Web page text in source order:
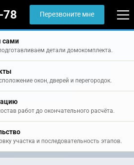
78 Перезвоните мне
сами
детали домокомплекта.
окон, дверей и перегородок.
работ до окончательного расчёта.
участка и последовательность этапов.